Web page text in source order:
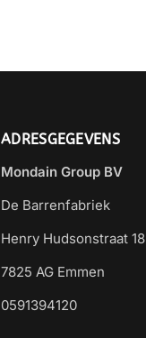
ADRESGEGEVENS
Mondain Group BV
De Barrenfabriek
Henry Hudsonstraat 18
7825 AG Emmen
0591394120